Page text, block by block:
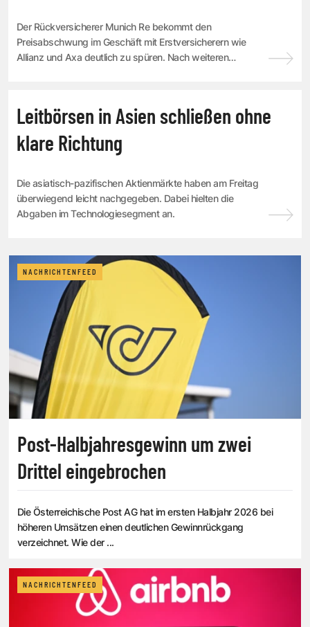
Der Rückversicherer Munich Re bekommt den
Preisabschwung im Geschäft mit Erstversicherern wie
Allianz und Axa deutlich zu spüren. Nach weiteren
NACHRICHTENFEED
Leitbörsen in Asien schließen ohne
klare Richtung
Die asiatisch-pazifischen Aktienmärkte haben am Freitag
überwiegend leicht nachgegeben. Dabei hielten die
Abgaben im Technologiesegment an.
NACHRICHTENFEED
Post-Halbjahresgewinn um zwei
Drittel eingebrochen
Die Österreichische Post AG hat im ersten Halbjahr 2026 bei
höheren Umsätzen einen deutlichen Gewinnrückgang
verzeichnet. Wie der ...
NACHRICHTENFEED